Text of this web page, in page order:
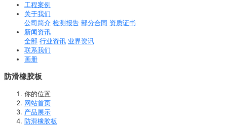
工程案例
关于我们
公司简介 检测报告 部分合同 资质证书
新闻资讯
全部 行业资讯 业界资讯
联系我们
画册
防滑橡胶板
你的位置
网站首页
产品展示
防滑橡胶板